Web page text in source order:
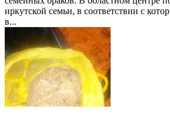
иркутской семьи, в соответствии с
в...